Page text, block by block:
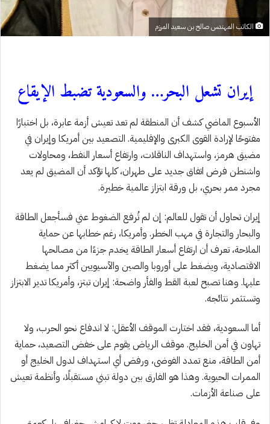
الكاتب المهندس صالح بن سعيد المرزم
إيران تشعل البحر… والسعودية تضبط الإيقاع
الأسبوع الماضي كشف أن المنطقة لم تعد تعيش أزمة عابرة، بل اختبارًا
مفتوحًا لإرادة القوى الكبرى والإقليمية. التصعيد بين أمريكا وإيران في
مضيق هرمز، واستهداف الناقلات، وارتفاع أسعار النفط، ومحاولات
واشنطن فرض اتفاق جديد على طهران، كلها تؤكد أن المضيق لم يعد
مجرد ممر بحري، بل ورقة ابتزاز عالمية خطيرة.
إيران تحاول أن تقول للعالم: إن لم تُرفع الضغوط عني فسأجعل الطاقة
والبحار والتجارة في مهب الخطر. وأمريكا، رغم خطابها عن حماية
الملاحة، تعرف أن ارتفاع أسعار الطاقة يخدم جزءًا من مصالحها
الاقتصادية، ويضغط على أوروبا والصين والآسيويين أكثر مما يضغط
عليها. وهنا تصبح لعبة القط والفأر واضحة: إيران تبتز، وأمريكا تدير الابتزاز
وتستثمر نتائجه.
أما السعودية، فقد اختارت الموقف الأعقل: لا اندفاع نحو الحرب، ولا
تهاون في أمن الخليج. موقف الرياض يقوم على خفض التصعيد، حماية
أمن الطاقة، منع تمدد الفوضى، ورفض أي استهداف لدول الخليج أو
الممرات الحيوية. وهذا هو الفارق بين دولة تبني مستقبلًا، وأنظمة تعيش
على صناعة الأزمات.